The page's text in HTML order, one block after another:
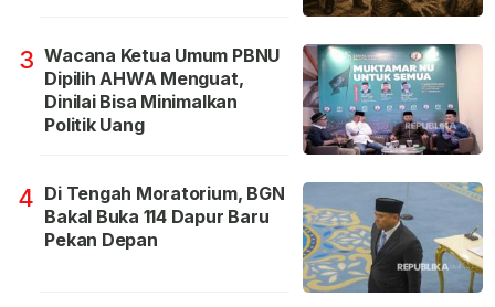
3 Wacana Ketua Umum PBNU
Dipilih AHWA Menguat,
Dinilai Bisa Minimalkan
Politik Uang
4 Di Tengah Moratorium, BGN
Bakal Buka 114 Dapur Baru
Pekan Depan